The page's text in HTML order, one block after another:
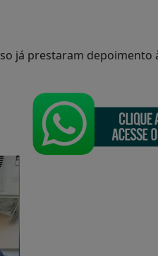
já prestaram depoimento